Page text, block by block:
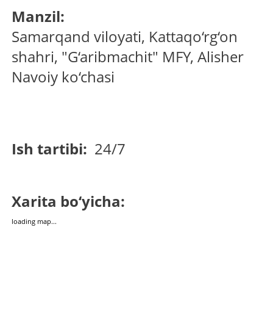
Manzil:
Samarqand viloyati, Kattaqo‘rg‘on
shahri, "G‘aribmachit" MFY, Alisher
Navoiy ko‘chasi
Ish tartibi: 24/7
Xarita bo‘yicha:
loading map...